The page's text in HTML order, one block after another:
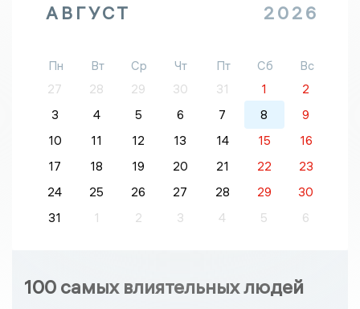
АВГУСТ 2026
Пн Вт Ср Чт Пт Сб
Вс
27
28 29 30 31 1
2
3
4 5 6 7 8
9
10
11 12 13 14 15
16
17
18 19 20 21 22
23
24
25 26 27 28 29
30
31
1 2 3 4 5 6
100 самых влиятельных людей